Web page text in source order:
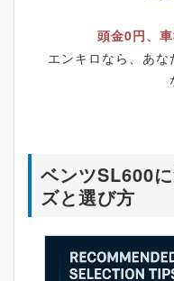
頭金0円、
エンキロなら、あ
ベンツSL600
ズと選び方